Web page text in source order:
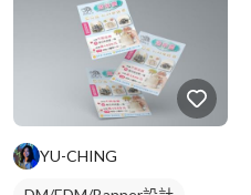
YU-CHING